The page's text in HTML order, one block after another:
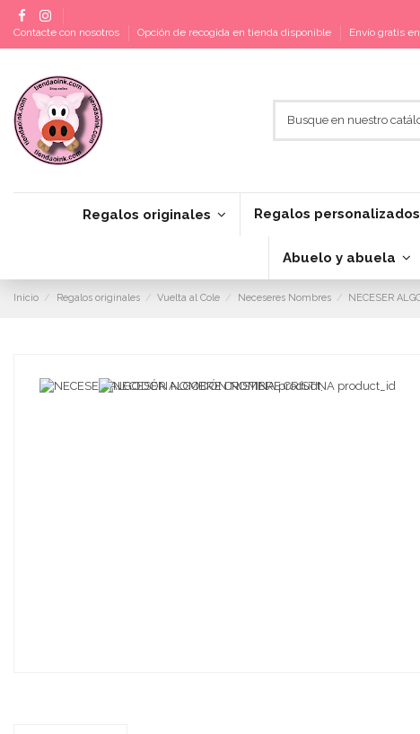
Contacte con nosotros Opción de recogida en tienda disponible Envío gratis
Regalos originales Regalos personalizados
Abuelo y abuela
Inicio Regalos originales Vuelta al Cole Neceseres Nombres NECESER